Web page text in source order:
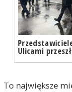
Ulicami
To największe